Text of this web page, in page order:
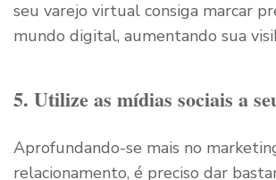
seu varejo virtual consiga marcar
mundo digital, aumentando sua
5. Utilize as mídias sociais a
Aprofundando-se mais no
relacionamento, é preciso dar